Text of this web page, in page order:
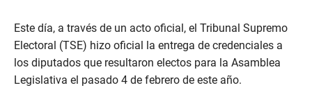
Este día, a través de un acto oficial, el Tribunal Supremo
Electoral (TSE) hizo oficial la entrega de credenciales a
los diputados que resultaron electos para la Asamblea
Legislativa el pasado 4 de febrero de este año.